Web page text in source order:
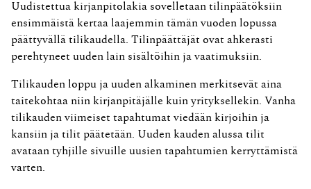
Uudistettua kirjanpitolakia sovelletaan tilinpäätöksiin
ensimmäistä kertaa laajemmin tämän vuoden lopussa
päättyvällä tilikaudella. Tilinpäättäjät ovat ahkerasti
perehtyneet uuden lain sisältöihin ja vaatimuksiin.
Tilikauden loppu ja uuden alkaminen merkitsevät aina
taitekohtaa niin kirjanpitäjälle kuin yrityksellekin. Vanha
tilikauden viimeiset tapahtumat viedään kirjoihin ja
kansiin ja tilit päätetään. Uuden kauden alussa tilit
avataan tyhjille sivuille uusien tapahtumien kerryttämistä
varten.